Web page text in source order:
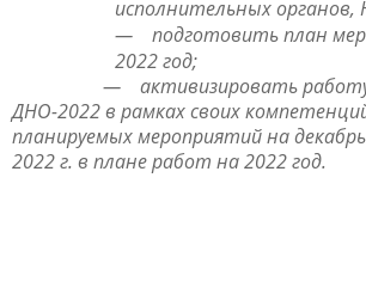
исполнительных органов,
— подготовить план
2022 год;
—
активизировать
ДНО-2022 в рамках своих
планируемых мероприятий на
2022 г. в плане работ на 2022 год.